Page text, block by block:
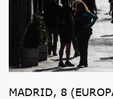
MADRID, 8